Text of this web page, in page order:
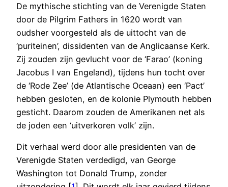
De mythische stichting van de Verenigde Staten
door de Pilgrim Fathers in 1620 wordt van
oudsher voorgesteld als de uittocht van de
‘puriteinen’, dissidenten van de Anglicaanse Kerk.
Zij zouden zijn gevlucht voor de ‘Farao’ (koning
Jacobus I van Engeland), tijdens hun tocht over
de ‘Rode Zee’ (de Atlantische Oceaan) een ‘Pact’
hebben gesloten, en de kolonie Plymouth hebben
gesticht. Daarom zouden de Amerikanen net als
de joden een ‘uitverkoren volk’ zijn.
Dit verhaal werd door alle presidenten van de
Verenigde Staten verdedigd, van George
Washington tot Donald Trump, zonder